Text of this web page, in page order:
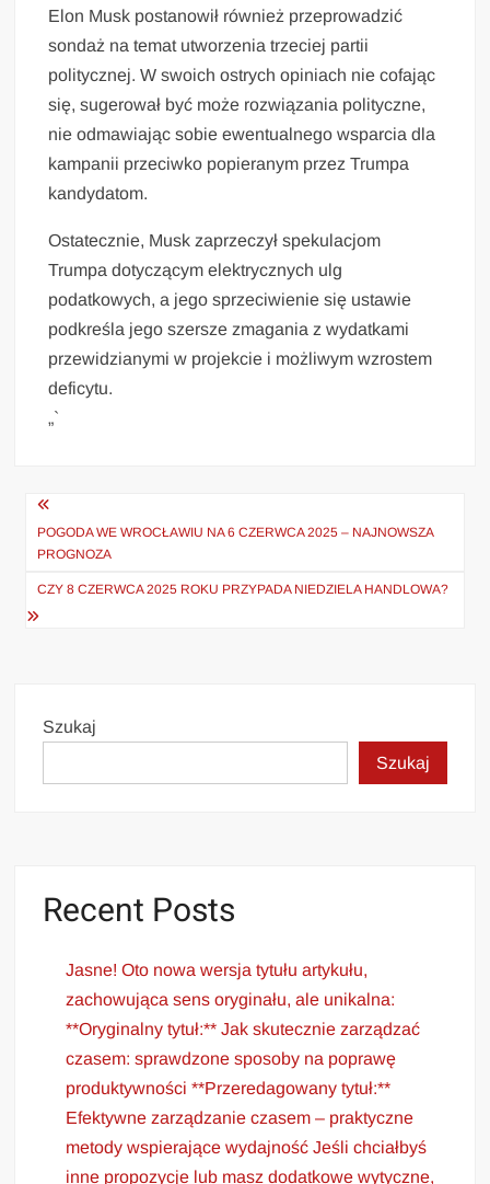
Elon Musk postanowił również przeprowadzić
sondaż na temat utworzenia trzeciej partii
politycznej. W swoich ostrych opiniach nie cofając
się, sugerował być może rozwiązania polityczne,
nie odmawiając sobie ewentualnego wsparcia dla
kampanii przeciwko popieranym przez Trumpa
kandydatom.
Ostatecznie, Musk zaprzeczył spekulacjom
Trumpa dotyczącym elektrycznych ulg
podatkowych, a jego sprzeciwienie się ustawie
podkreśla jego szersze zmagania z wydatkami
przewidzianymi w projekcie i możliwym wzrostem
deficytu.
„`
Nawigacja
wpisu
POGODA WE WROCŁAWIU NA 6 CZERWCA 2025 – NAJNOWSZA
PROGNOZA
CZY 8 CZERWCA 2025 ROKU PRZYPADA NIEDZIELA HANDLOWA?
Szukaj
Szukaj
Recent Posts
Jasne! Oto nowa wersja tytułu artykułu,
zachowująca sens oryginału, ale unikalna:
**Oryginalny tytuł:** Jak skutecznie zarządzać
czasem: sprawdzone sposoby na poprawę
produktywności **Przeredagowany tytuł:**
Efektywne zarządzanie czasem – praktyczne
metody wspierające wydajność Jeśli chciałbyś
inne propozycje lub masz dodatkowe wytyczne,